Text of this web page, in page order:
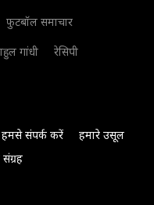
फुटबॉल समाचार
गांधी
रेसिपी
हमसे संपर्क करें
हमारे उसूल